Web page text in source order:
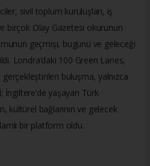
sivil toplum kuruluşları, iş
birçok Olay Gazetesi okurunun
geçmişi, bugünü ve geleceği
Londra’daki 100 Green Lanes,
buluşma, yalnızca
yaşayan Türk
kültürel bağlarının ve gelecek
bir platform oldu.